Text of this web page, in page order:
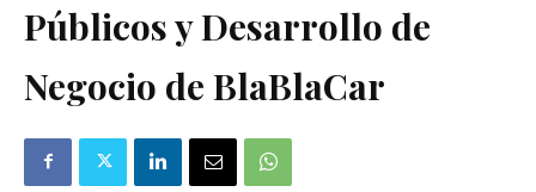
Públicos y Desarrollo de
Negocio de BlaBlaCar